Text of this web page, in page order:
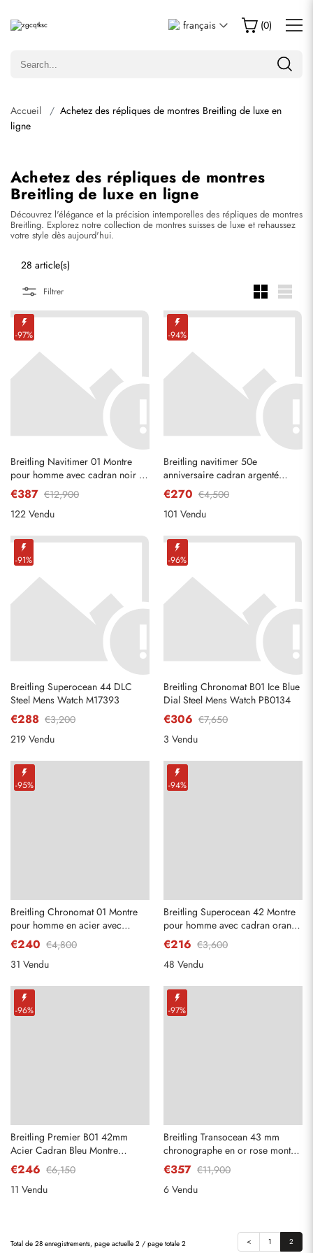
français (0)
Accueil
Achetez des répliques de montres Breitling de luxe en
ligne
Achetez des répliques de montres
Breitling de luxe en ligne
Découvrez l'élégance et la précision intemporelles des répliques de montres
Breitling. Explorez notre collection de montres suisses de luxe et rehaussez
votre style dès aujourd'hui.
28 article(s)
Filtrer
-97%
Breitling Navitimer 01 Montre
pour homme avec cadran noir et
or rose RB0120
€387 €12,900
122 Vendu
-94%
Breitling navitimer 50e
anniversaire cadran argenté
montre pour hommes a41322
€270 €4,500
101 Vendu
-91%
Breitling Superocean 44 DLC
Steel Mens Watch M17393
€288 €3,200
219 Vendu
-96%
Breitling Chronomat B01 Ice Blue
Dial Steel Mens Watch PB0134
€306 €7,650
3 Vendu
-95%
Breitling Chronomat 01 Montre
pour homme en acier avec
cadran en nacre et diamant
AB0110
€240 €4,800
31 Vendu
-94%
Breitling Superocean 42 Montre
pour homme avec cadran orange
en acier A17366
€216 €3,600
48 Vendu
-96%
Breitling Premier B01 42mm
Acier Cadran Bleu Montre
Homme AB0118
€246 €6,150
11 Vendu
-97%
Breitling Transocean 43 mm
chronographe en or rose montre
pour homme RB0152
€357 €11,900
6 Vendu
Total de 28 enregistrements, page actuelle 2 / page totale 2 < 1 2